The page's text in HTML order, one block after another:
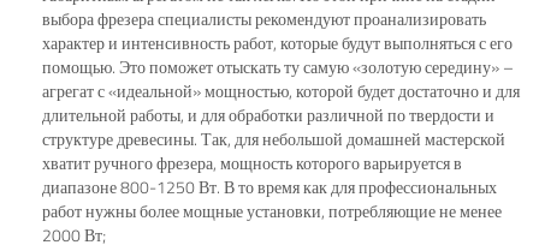
выбора фрезера специалисты рекомендуют проанализировать
характер и интенсивность работ, которые будут выполняться с его
помощью. Это поможет отыскать ту самую «золотую середину» –
агрегат с «идеальной» мощностью, которой будет достаточно и для
длительной работы, и для обработки различной по твердости и
структуре древесины. Так, для небольшой домашней мастерской
хватит ручного фрезера, мощность которого варьируется в
диапазоне 800-1250 Вт. В то время как для профессиональных
работ нужны более мощные установки, потребляющие не менее
2000 Вт;